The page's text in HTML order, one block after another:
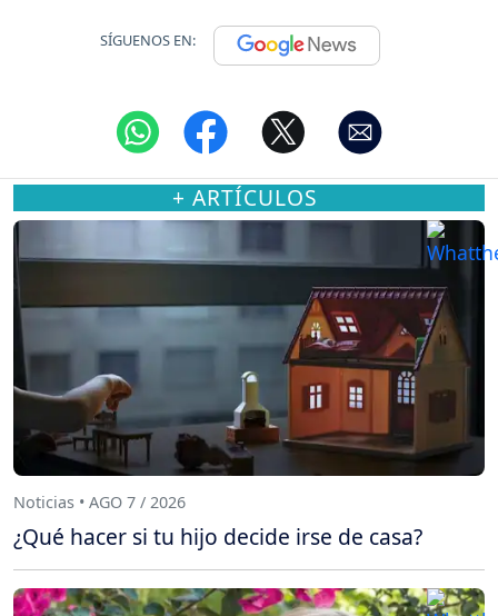
SÍGUENOS EN:
+ ARTÍCULOS
Noticias • AGO 7 / 2026
¿Qué hacer si tu hijo decide irse de casa?